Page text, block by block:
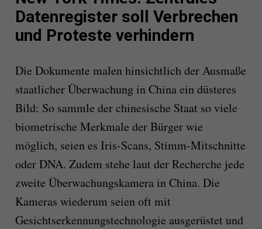
Datenregister soll Verbrechen
und Proteste verhindern
Die Dokumente malen hinsichtlich der Ausmaße
staatlicher Überwachung in China ein düsteres
Bild: So sammle der chinesische Staat so viele
biometrische Merkmale der Bürger wie
möglich, seien es Iris-Scans, Stimm-Mitschnitte
oder DNA. Zudem stehe laut der Recherche jede
zweite Überwachungskamera in China. Die
Kameras wiederum seien oft mit
Gesichtserkennungstechnologie ausgerüstet und